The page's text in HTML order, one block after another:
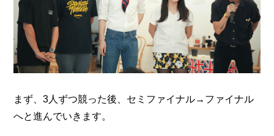
まず、3人ずつ競った後、セミファイナル→ファイナル
へと進んでいきます。